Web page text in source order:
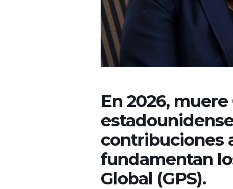
En 2026,
contribuciones
fundamentan
Global (GPS).